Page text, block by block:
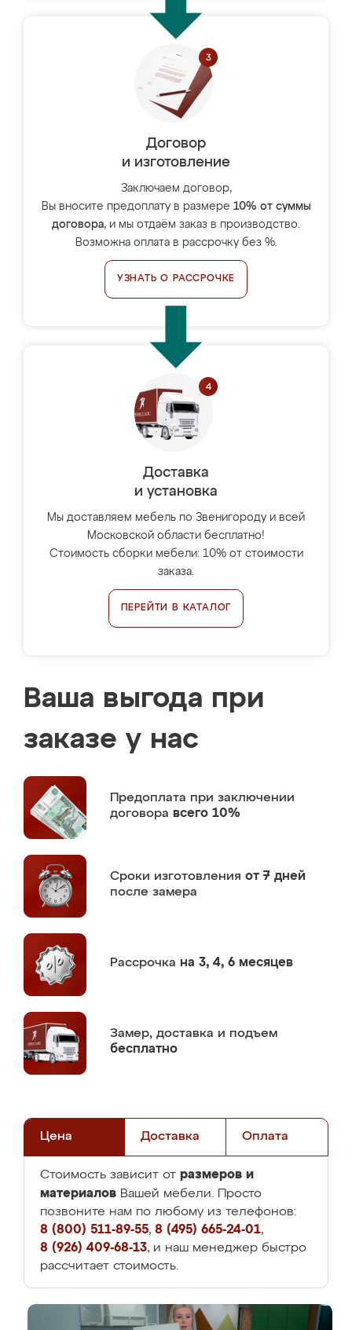
Договор
и изготовление
Заключаем договор,
Вы вносите предоплату в размере 10% от суммы
договора, и мы отдаём заказ в производство.
Возможна оплата в рассрочку без %.
УЗНАТЬ О РАССРОЧКЕ
Доставка
и установка
Мы доставляем мебель по Звенигороду и всей
Московской области бесплатно!
Стоимость сборки мебели: 10% от стоимости
заказа.
ПЕРЕЙТИ В КАТАЛОГ
Ваша выгода при
заказе у нас
Предоплата при заключении
договора всего 10%
Сроки изготовления от 7 дней
после замера
Рассрочка на 3, 4, 6 месяцев
Замер, доставка и подъем
бесплатно
Цена Доставка Оплата
Стоимость зависит от размеров и
материалов Вашей мебели. Просто
позвоните нам по любому из телефонов:
8 (800) 511-89-55, 8 (495) 665-24-01,
8 (926) 409-68-13, и наш менеджер быстро
рассчитает стоимость.